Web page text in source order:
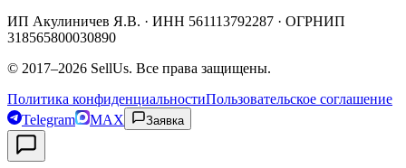
ИП Акулиничев Я.В. · ИНН 561113792287 · ОГРНИП
318565800030890
© 2017–2026 SellUs. Все права защищены.
Политика конфиденциальностиПользовательское соглашение
Telegram
MAX Заявка